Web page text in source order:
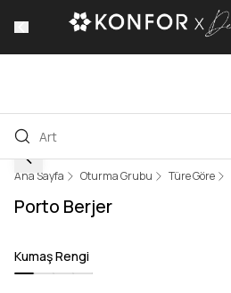
Ana Sayfa Oturma Grubu Türe Göre
Porto Berjer
Kumaş Rengi